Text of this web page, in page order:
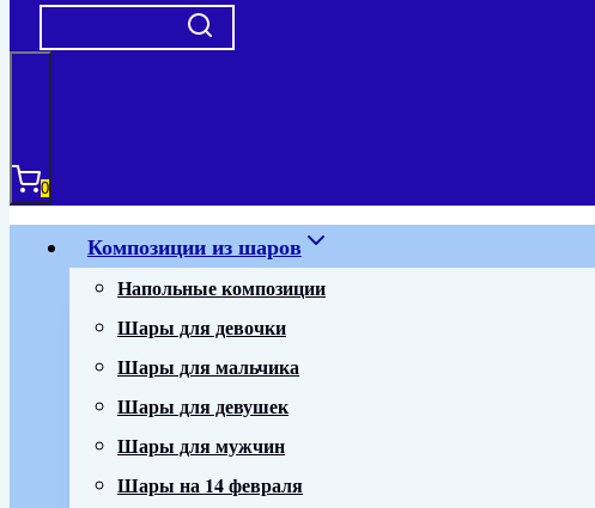
0
Композиции из шаров
Напольные композиции
Шары для девочки
Шары для мальчика
Шары для девушек
Шары для мужчин
Шары на 14 февраля